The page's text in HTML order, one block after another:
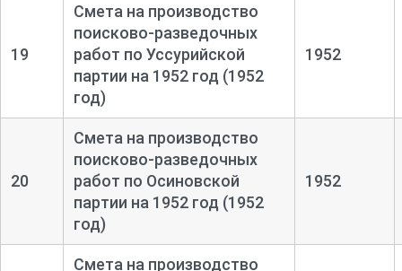
19
Смета на производство
поисково-разведочных
работ по Уссурийской
партии на 1952 год (1952
год)
1952
20
Смета на производство
поисково-разведочных
работ по Осиновской
партии на 1952 год (1952
год)
1952
Смета на производство